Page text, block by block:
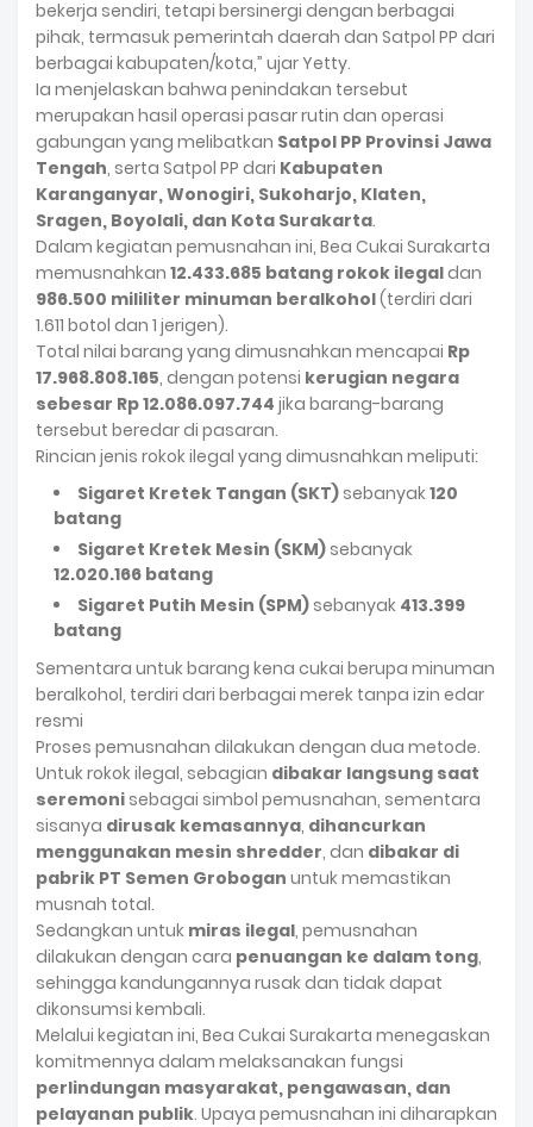
bekerja sendiri, tetapi bersinergi dengan berbagai
pihak, termasuk pemerintah daerah dan Satpol PP dari
berbagai kabupaten/kota,” ujar Yetty.
Ia menjelaskan bahwa penindakan tersebut
merupakan hasil operasi pasar rutin dan operasi
gabungan yang melibatkan Satpol PP Provinsi Jawa
Tengah, serta Satpol PP dari Kabupaten
Karanganyar, Wonogiri, Sukoharjo, Klaten,
Sragen, Boyolali, dan Kota Surakarta.
Dalam kegiatan pemusnahan ini, Bea Cukai Surakarta
memusnahkan 12.433.685 batang rokok ilegaldan
986.500 mililiter minuman beralkohol(terdiri dari
1.611 botol dan 1 jerigen).
Total nilai barang yang dimusnahkan mencapai Rp
17.968.808.165, dengan potensi kerugian negara
sebesar Rp 12.086.097.744 jika barang-barang
tersebut beredar di pasaran.
Rincian jenis rokok ilegal yang dimusnahkan meliputi:
Sigaret Kretek Tangan (SKT) sebanyak120
batang
Sigaret Kretek Mesin (SKM) sebanyak
12.020.166 batang
Sigaret Putih Mesin (SPM) sebanyak 413.399
batang
Sementara untuk barang kena cukai berupa minuman
beralkohol, terdiri dari berbagai merek tanpa izin edar
resmi
Proses pemusnahan dilakukan dengan dua metode.
Untuk rokok ilegal, sebagian dibakar langsung saat
seremoni sebagai simbol pemusnahan, sementara
sisanya dirusak kemasannya, dihancurkan
menggunakan mesin shredder, dan dibakar di
pabrik PT Semen Grobogan untuk memastikan
musnah total.
Sedangkan untuk miras ilegal, pemusnahan
dilakukan dengan cara penuangan ke dalam tong,
sehingga kandungannya rusak dan tidak dapat
dikonsumsi kembali.
Melalui kegiatan ini, Bea Cukai Surakarta menegaskan
komitmennya dalam melaksanakan fungsi
perlindungan masyarakat, pengawasan, dan
pelayanan publik. Upaya pemusnahan ini diharapkan